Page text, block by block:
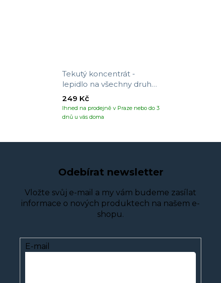
Tekutý koncentrát -
lepidlo na všechny druhy
tapet
Ihned na prodejně v Praze nebo do 3
dnů u vás doma
249 Kč
Odebírat newsletter
Vložte svůj e-mail a my vám budeme zasílat
informace o nových produktech na našem e-
shopu.
E-mail